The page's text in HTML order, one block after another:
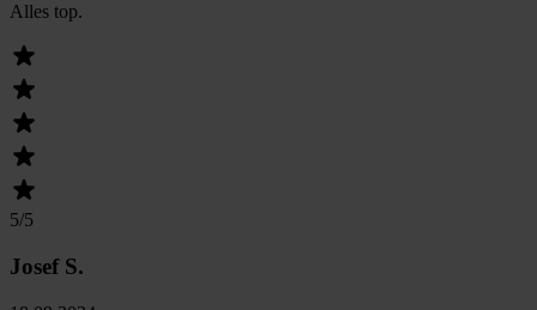
Alles top.
5/5
Josef S.